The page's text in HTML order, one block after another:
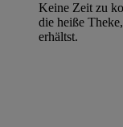
Keine Zeit zu
die heiße
erhältst.